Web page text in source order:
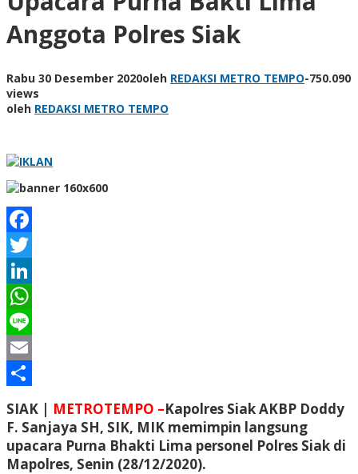
Anggota Polres Siak
Rabu 30 Desember 2020oleh REDAKSI METRO TEMPO-750.090
views
oleh REDAKSI METRO TEMPO
Facebook
Twitter
LinkedIn
WhatsApp
Line
Email
Share
SIAK | METROTEMPO –Kapolres Siak AKBP Doddy
F. Sanjaya SH, SIK, MIK memimpin langsung
upacara Purna Bhakti Lima personel Polres Siak di
Mapolres, Senin (28/12/2020).